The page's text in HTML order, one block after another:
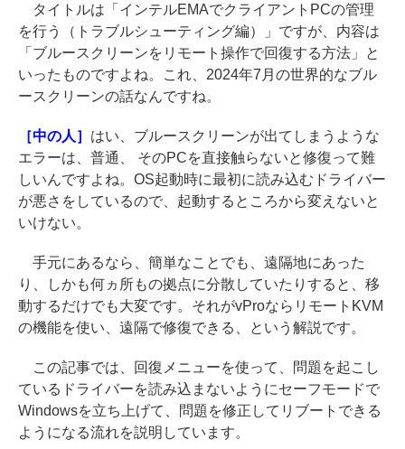
タイトルは「インテルEMAでクライアントPCの管理
を行う（トラブルシューティング編）」ですが、内容は
「ブルースクリーンをリモート操作で回復する方法」と
いったものですよね。これ、2024年7月の世界的なブル
ースクリーンの話なんですね。
［中の人］ はい、ブルースクリーンが出てしまうような
エラーは、普通、 そのPCを直接触らないと修復って難
しいんですよね。OS起動時に最初に読み込むドライバー
が悪さをしているので、起動するところから変えないと
いけない。
手元にあるなら、簡単なことでも、遠隔地にあった
り、しかも何ヵ所もの拠点に分散していたりすると、移
動するだけでも大変です。それがvProならリモートKVM
の機能を使い、遠隔で修復できる、という解説です。
この記事では、回復メニューを使って、問題を起こし
ているドライバーを読み込まないようにセーフモードで
Windowsを立ち上げて、問題を修正してリブートできる
ようになる流れを説明しています。